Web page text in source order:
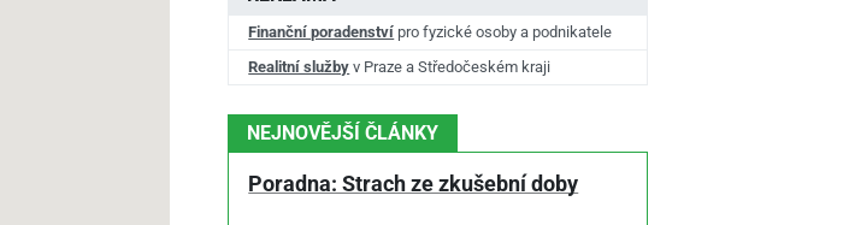
Finanční poradenství pro fyzické osoby a podnikatele
Realitní služby v Praze a Středočeském kraji
NEJNOVĚJŠÍ ČLÁNKY
Poradna: Strach ze zkušební doby